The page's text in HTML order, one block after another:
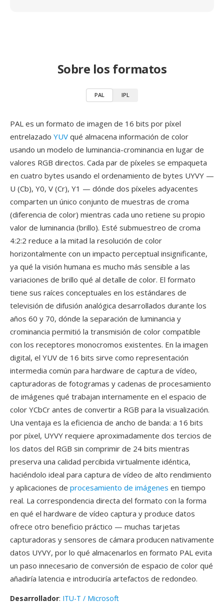
Sobre los formatos
PAL IPL
PAL es un formato de imagen de 16 bits por píxel
entrelazado YUV qué almacena información de color
usando un modelo de luminancia-crominancia en lugar de
valores RGB directos. Cada par de píxeles se empaqueta
en cuatro bytes usando el ordenamiento de bytes UYVY —
U (Cb), Y0, V (Cr), Y1 — dónde dos píxeles adyacentes
comparten un único conjunto de muestras de croma
(diferencia de color) mientras cada uno retiene su propio
valor de luminancia (brillo). Esté submuestreo de croma
4:2:2 reduce a la mitad la resolución de color
horizontalmente con un impacto perceptual insignificante,
ya qué la visión humana es mucho más sensible a las
variaciones de brillo qué al detalle de color. El formato
tiene sus raíces conceptuales en los estándares de
televisión de difusión analógica desarrollados durante los
años 60 y 70, dónde la separación de luminancia y
crominancia permitió la transmisión de color compatible
con los receptores monocromos existentes. En la imagen
digital, el YUV de 16 bits sirve como representación
intermedia común para hardware de captura de vídeo,
capturadoras de fotogramas y cadenas de procesamiento
de imágenes qué trabajan internamente en el espacio de
color YCbCr antes de convertir a RGB para la visualización.
Una ventaja es la eficiencia de ancho de banda: a 16 bits
por píxel, UYVY requiere aproximadamente dos tercios de
los datos del RGB sin comprimir de 24 bits mientras
preserva una calidad percibida virtualmente idéntica,
haciéndolo ideal para captura de vídeo de alto rendimiento
y aplicaciones de procesamiento de imágenes en tiempo
real. La correspondencia directa del formato con la forma
en qué el hardware de vídeo captura y produce datos
ofrece otro beneficio práctico — muchas tarjetas
capturadoras y sensores de cámara producen nativamente
datos UYVY, por lo qué almacenarlos en formato PAL evita
un paso innecesario de conversión de espacio de color qué
añadiría latencia e introduciría artefactos de redondeo.
Desarrollador: ITU-T / Microsoft